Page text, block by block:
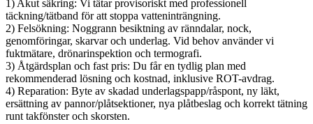
1) Akut säkring: Vi tätar provisoriskt med professionell
täckning/tätband för att stoppa vatteninträngning.
2) Felsökning: Noggrann besiktning av ränndalar, nock,
genomföringar, skarvar och underlag. Vid behov använder vi
fuktmätare, drönarinspektion och termografi.
3) Åtgärdsplan och fast pris: Du får en tydlig plan med
rekommenderad lösning och kostnad, inklusive ROT-avdrag.
4) Reparation: Byte av skadad underlagspapp/råspont, ny läkt,
ersättning av pannor/plåtsektioner, nya plåtbeslag och korrekt tätning
runt takfönster och skorsten.